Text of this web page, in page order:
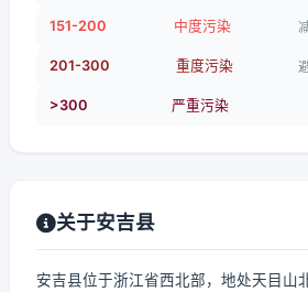
151-200 中度污染
201-300 重度污染
>300 严重污染
关于安吉县
安吉县位于浙江省西北部，地处天目山